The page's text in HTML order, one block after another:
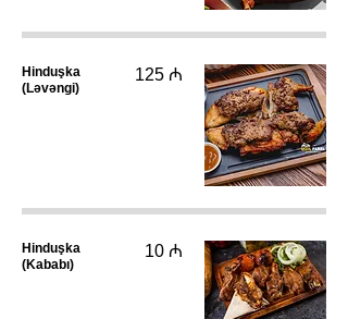
Hinduşka
(Ləvəngi)
125 ₼
Hinduşka
(Kababı)
10 ₼